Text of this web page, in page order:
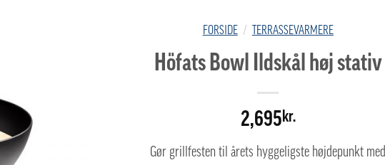
FORSIDE / TERRASSEVARMERE
Höfats Bowl Ildskål høj stativ
2,695kr.
Gør grillfesten til årets hyggeligste højdepunkt med